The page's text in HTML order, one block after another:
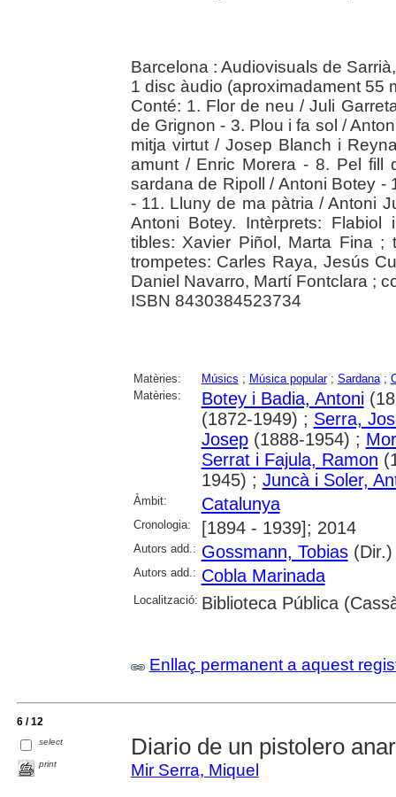
Barcelona : Audiovisuals de
1 disc àudio (aproximadament 55
Conté: 1. Flor de neu / Juli
de Grignon - 3. Plou i fa sol /
mitja virtut / Josep Blanch i
amunt / Enric Morera - 8. Pel fill
sardana de Ripoll / Antoni Botey
- 11. Lluny de ma pàtria / Antoni
Antoni Botey. Intèrprets: Flabiol
tibles: Xavier Piñol, Marta Fina ;
trompetes: Carles Raya, Jesús
Daniel Navarro, Martí Fontclara ;
ISBN 8430384523734
Matèries: Músics ; Música popular; Sardana;
Matèries:
Botey i Badia, Antoni
(1872-1949) ; Serra,
Josep(1888-1954) ;
Serrat i Fajula, Ramon
1945) ; Juncà i Soler,
Àmbit: Catalunya
Cronologia: [1894 - 1939]; 2014
Autors add.: Gossmann, Tobias(Dir.)
Autors add.: Cobla Marinada
Localització: Biblioteca Pública
Enllaç permanent a aquest
6 / 12
select
print
Diario de un pistolero
Mir Serra, Miquel